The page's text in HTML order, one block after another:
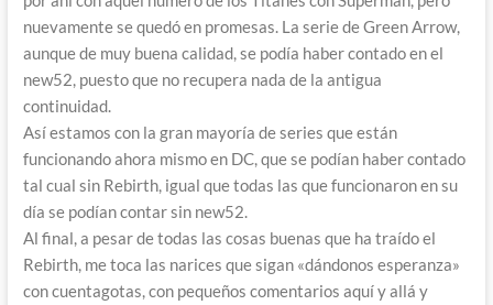
nuevamente se quedó en promesas. La serie de Green Arrow,
aunque de muy buena calidad, se podía haber contado en el
new52, puesto que no recupera nada de la antigua
continuidad.
Así estamos con la gran mayoría de series que están
funcionando ahora mismo en DC, que se podían haber contado
tal cual sin Rebirth, igual que todas las que funcionaron en su
día se podían contar sin new52.
Al final, a pesar de todas las cosas buenas que ha traído el
Rebirth, me toca las narices que sigan «dándonos esperanza»
con cuentagotas, con pequeños comentarios aquí y allá y